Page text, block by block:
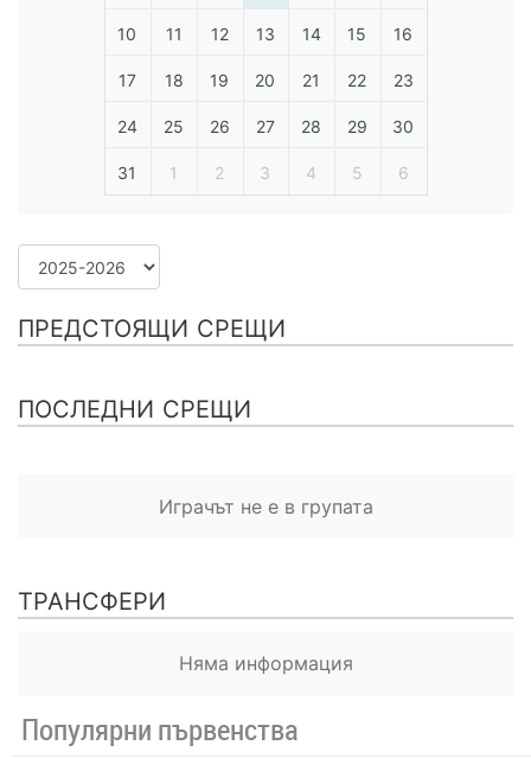
Популярни първенства
10 11 12 13 14 15 16
17 18 19 20 21 22 23
24 25 26 27 28 29 30
31 1 2 3 4 5 6
ПРЕДСТОЯЩИ СРЕЩИ
ПОСЛЕДНИ СРЕЩИ
Играчът не е в групата
ТРАНСФЕРИ
Няма информация